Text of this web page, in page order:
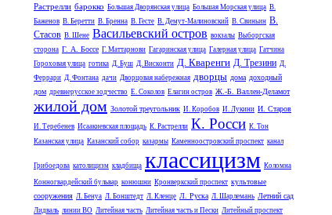
Растрелли барокко Большая Дворянская улица Большая Морская улица В.
Баженов В. Беретти В. Бренна В. Гесте В. Демут-Малиновский В. Свиньин В.
Стасов В. Шене Васильевский остров вокзалы Выборгская
сторона Г. А. Боссе Г. Маттарнови Гагаринская улица Галерная улица Гатчина
Гороховая улица готика Д. Буш Д. Висконти Д. Кваренги Д. Трезини Д.
Феррари Д. Фонтана дачи Дворцовая набережная дворцы дома доходный
дом древнерусское зодчество Е. Соколов Елагин остров Ж.-Б. Валлен-Деламот
жилой дом Золотой треугольник И. Коробов И. Лукини И. Старов
И. Теребенев Исаакиевская площадь К. Растрелли К. Росси К. Тон
Казанская улица Казанский собор казармы Каменноостровский проспект канал
Грибоедова католицизм кладбища классицизм Коломна
Конногвардейский бульвар конюшни Кронверкский проспект культовые
сооружения Л. Бенуа Л. Бонштедт Л. Кленце Л. Руска Л. Шарлемань Летний сад
Лидваль линии ВО Литейная часть Литейная часть и Пески Литейный проспект